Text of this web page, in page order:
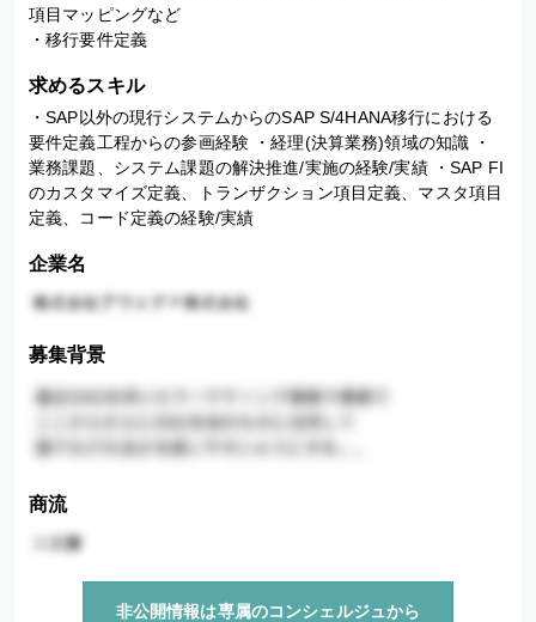
項目マッピングなど
・移行要件定義
求めるスキル
・SAP以外の現行システムからのSAP S/4HANA移行における
要件定義工程からの参画経験 ・経理(決算業務)領域の知識 ・
業務課題、システム課題の解決推進/実施の経験/実績 ・SAP FI
のカスタマイズ定義、トランザクション項目定義、マスタ項目
定義、コード定義の経験/実績
企業名
募集背景
商流
非公開情報は専属のコンシェルジュから